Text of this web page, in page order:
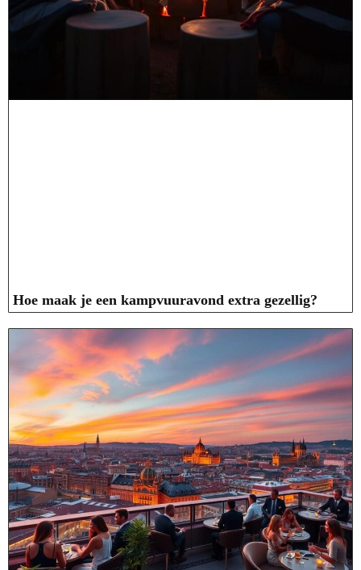
Hoe maak je een kampvuuravond extra gezellig?